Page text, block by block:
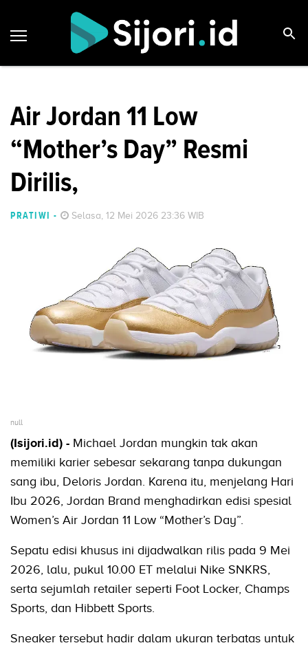
Air Jordan 11 Low
“Mother’s Day” Resmi
Dirilis,
PRATIWI - Selasa, 12 Mei 2026 23:36 WIB
null
(Isijori.id) - Michael Jordan mungkin tak akan
memiliki karier sebesar sekarang tanpa dukungan
sang ibu, Deloris Jordan. Karena itu, menjelang Hari
Ibu 2026, Jordan Brand menghadirkan edisi spesial
Women’s Air Jordan 11 Low “Mother’s Day”.
Sepatu edisi khusus ini dijadwalkan rilis pada 9 Mei
2026, lalu, pukul 10.00 ET melalui Nike SNKRS,
serta sejumlah retailer seperti Foot Locker, Champs
Sports, dan Hibbett Sports.
Sneaker tersebut hadir dalam ukuran terbatas untuk